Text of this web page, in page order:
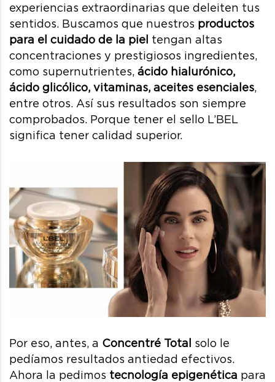
experiencias extraordinarias que deleiten tus
sentidos. Buscamos que nuestros productos
para el cuidado de la piel tengan altas
concentraciones y prestigiosos ingredientes,
como supernutrientes, ácido hialurónico,
ácido glicólico, vitaminas, aceites esenciales,
entre otros. Así sus resultados son siempre
comprobados. Porque tener el sello L’BEL
significa tener calidad superior.
Por eso, antes, a Concentré Total solo le
pedíamos resultados antiedad efectivos.
Ahora la pedimos tecnología epigenética para